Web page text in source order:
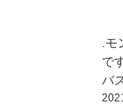
.
で
バ